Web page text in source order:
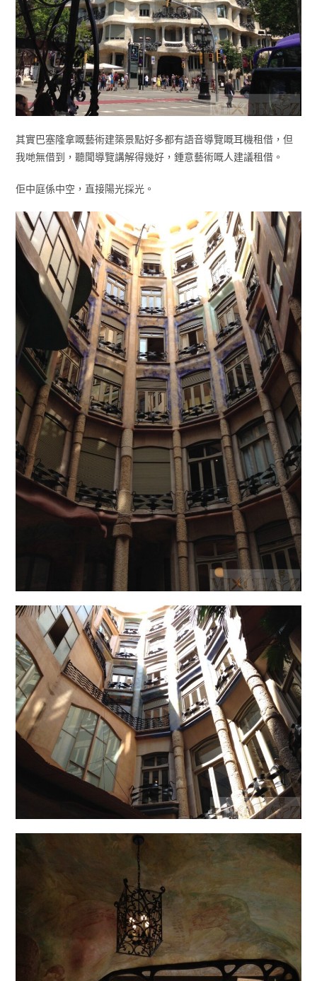
其實巴塞隆拿嘅藝術建築景點好多都有語音導覽嘅耳機租借，但
我哋無借到，聽聞導覽講解得幾好，鍾意藝術嘅人建議租借。
佢中庭係中空，直接陽光採光。